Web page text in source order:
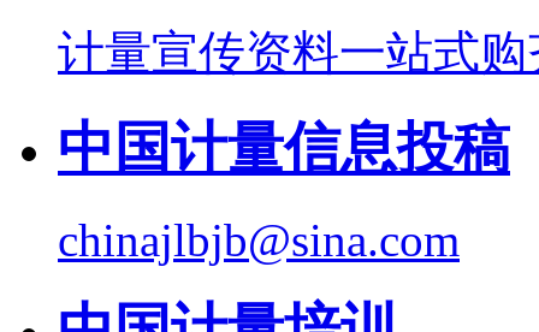
计量宣传资料一站式购
中国计量信息投稿
chinajlbjb@sina.com